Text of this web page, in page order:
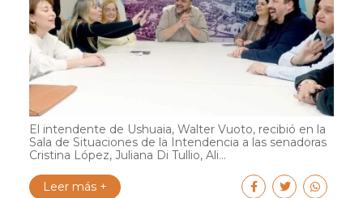
El intendente de Ushuaia, Walter Vuoto, recibió en la
Sala de Situaciones de la Intendencia a las senadoras
Cristina López, Juliana Di Tullio, Ali...
Leer más +